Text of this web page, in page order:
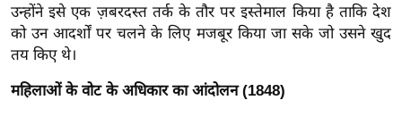
मी
क्षा
ध
र्म
उन्होंने इसे एक ज़बरदस्त तर्क के तौर पर इस्तेमाल किया है ताकि देश
को उन आदर्शों पर चलने के लिए मजबूर किया जा सके जो उसने खुद
तय किए थे।
महिलाओं के वोट के अधिकार का आंदोलन (1848)